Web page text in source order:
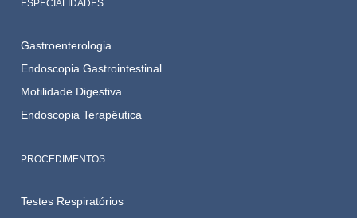
ESPECIALIDADES
Gastroenterologia
Endoscopia Gastrointestinal
Motilidade Digestiva
Endoscopia Terapêutica
PROCEDIMENTOS
Testes Respiratórios